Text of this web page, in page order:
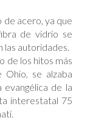
de acero, ya que
de vidrio se
autoridades.
de los hitos más
Ohio, se alzaba
de la
interestatal 75